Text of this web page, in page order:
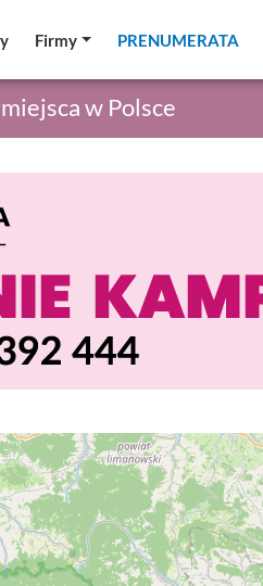
Firmy PRENUMERATA
w Polsce
Firmy PRENUMERATA